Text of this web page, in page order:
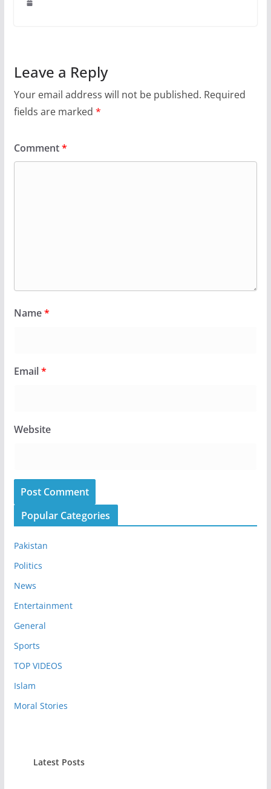
Leave a Reply
Your email address will not be published. Required
fields are marked *
Comment*
Name*
Email*
Website
Popular Categories
Pakistan
Politics
News
Entertainment
General
Sports
TOP VIDEOS
Islam
Moral Stories
Latest Posts